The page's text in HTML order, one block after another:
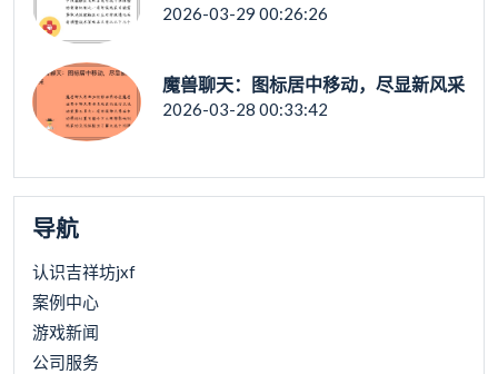
2026-03-29 00:26:26
魔兽聊天：图标居中移动，尽显新风采
2026-03-28 00:33:42
导航
认识吉祥坊jxf
案例中心
游戏新闻
公司服务